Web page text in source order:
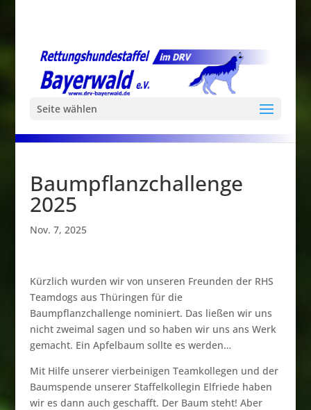
Seite wählen
Baumpflanzchallenge
2025
Nov. 7, 2025
Kürzlich wurden wir von unseren Freunden der RHS
Teamdogs aus Thüringen für die
Baumpflanzchallenge nominiert. Das ließen wir uns
nicht zweimal sagen und so haben wir uns ans Werk
gemacht. Ein Apfelbaum sollte es werden…
Mit Hilfe unserer vierbeinigen Teamkollegen und der
Baumspende unserer Staffelkollegin Elfriede haben
wir es dann auch geschafft. Der Baum steht! Aber